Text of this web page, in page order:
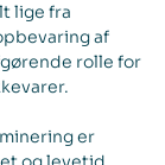
lige fra
af
rolle for
er